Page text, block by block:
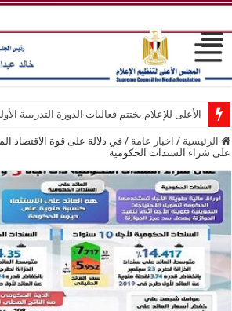
الأعلى للإعلام يختتم فعاليات الدورة التدريبية
الرئيسية / اخبار عامة / في دلالة على قوة الاقتصاد
على شراء السندات الحكومية